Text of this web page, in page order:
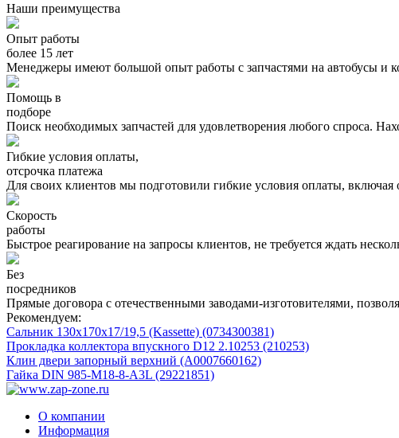
Наши преимущества
Опыт работы
более 15 лет
Менеджеры имеют большой опыт работы с запчастями на автобусы и
Помощь в
подборе
Поиск необходимых запчастей для удовлетворения любого спроса.
Гибкие условия оплаты,
отсрочка платежа
Для своих клиентов мы подготовили гибкие условия оплаты, включая
Скорость
работы
Быстрое реагирование на запросы клиентов, не требуется ждать
Без
посредников
Прямые договора с отечественными заводами-изготовителями,
Рекомендуем:
Сальник 130х170х17/19,5 (Kassette) (0734300381)
Прокладка коллектора впускного D12 2.10253 (210253)
Клин двери запорный верхний (A0007660162)
Гайка DIN 985-M18-8-A3L (29221851)
О компании
Информация